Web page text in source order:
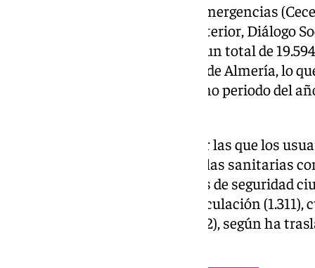
El Centro de Coordinación de Emergencias
Consejería de la Presidencia, Interior, Diálogo
Administrativa, ha coordinado un total de
y el 31 de agosto en la provincia de Almería, lo
por ciento con respecto al mismo periodo del
Las razones más habituales por las que los
único de emergencias han sido las sanitarias
coordinadas, seguidas por casos de seguridad
tráfico (1.908), accidentes de circulación
animales (1.141) e incendios (822), según ha